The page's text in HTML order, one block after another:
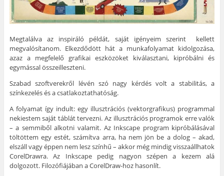
Megtalálva az inspiráló példát, saját igényeim szerint kellett
megvalósítanom. Elkezdődött hát a munkafolyamat kidolgozása,
azaz a megfelelő grafikai eszközöket kiválasztani, kipróbálni és
egymással összeilleszteni.
Szabad szoftverekről lévén szó nagy kérdés volt a stabilitás, a
színkezelés és a csatlakoztathatóság.
A folyamat így indult: egy illusztrációs (vektorgrafikus) programmal
nekiestem saját táblát tervezni. Az illusztrációs programok erre valók
– a semmiből alkotni valamit. Az Inkscape program kipróbálásával
töltöttem egy estét, számítva arra, ha nem jön be a dolog – akad,
elszáll vagy éppen nem lesz színhű – akkor még mindig visszaállhatok
CorelDrawra. Az Inkscape pedig nagyon szépen a kezem alá
dolgozott. Filozófiájában a CorelDraw-hoz hasonlít.